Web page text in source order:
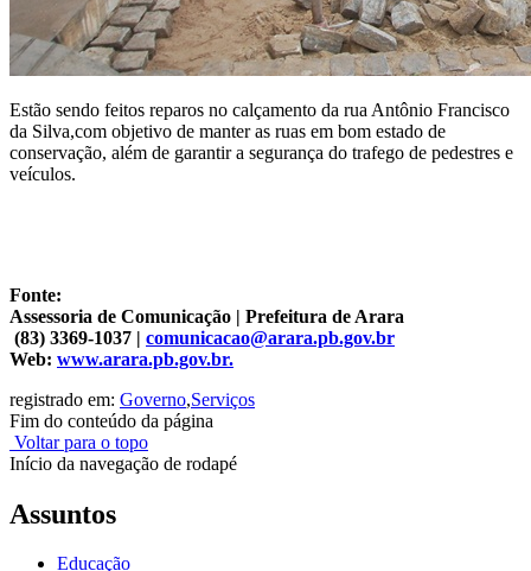
Estão sendo feitos reparos no calçamento da rua Antônio Francisco
da Silva,com objetivo de manter as ruas em bom estado de
conservação, além de garantir a segurança do trafego de pedestres e
veículos.
Fonte:
Assessoria de Comunicação | Prefeitura de Arara
(83) 3369-1037 | comunicacao@arara.pb.gov.br
Web: www.arara.pb.gov.br.
registrado em: Governo,Serviços
Fim do conteúdo da página
Voltar para o topo
Início da navegação de rodapé
Assuntos
Educação